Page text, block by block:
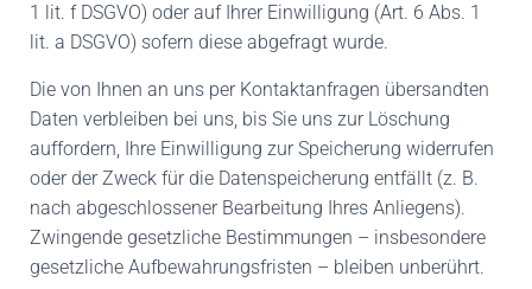
1 lit. f DSGVO) oder auf Ihrer Einwilligung (Art. 6 Abs. 1
lit. a DSGVO) sofern diese abgefragt wurde.
Die von Ihnen an uns per Kontaktanfragen übersandten
Daten verbleiben bei uns, bis Sie uns zur Löschung
auffordern, Ihre Einwilligung zur Speicherung widerrufen
oder der Zweck für die Datenspeicherung entfällt (z. B.
nach abgeschlossener Bearbeitung Ihres Anliegens).
Zwingende gesetzliche Bestimmungen – insbesondere
gesetzliche Aufbewahrungsfristen – bleiben unberührt.